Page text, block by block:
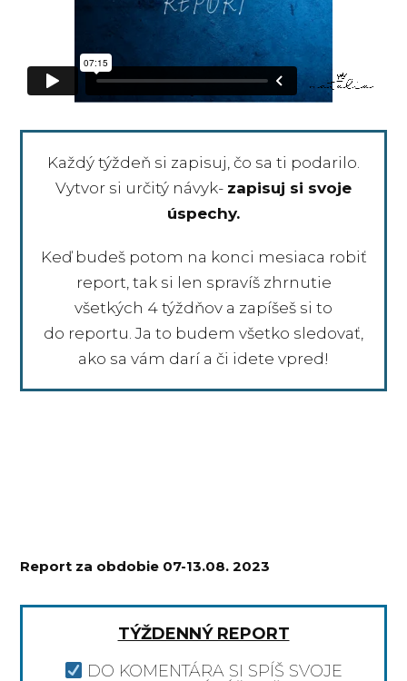
Každý týždeň si zapisuj, čo sa ti podarilo.
Vytvor si určitý návyk- zapisuj si svoje
úspechy.
Keď budeš potom na konci mesiaca robiť
report, tak si len spravíš zhrnutie
všetkých 4 týždňov a zapíšeš si to
do reportu. Ja to budem všetko sledovať,
ako sa vám darí a či idete vpred!
Report za obdobie 07-13.08. 2023
TÝŽDENNÝ REPORT
DO KOMENTÁRA SI SPÍŠ SVOJE